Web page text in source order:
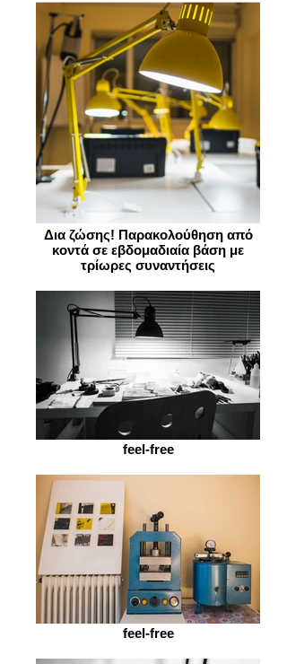
Δια ζώσης! Παρακολούθηση από
κοντά σε εβδομαδιαία βάση με
τρίωρες συναντήσεις
feel-free
feel-free